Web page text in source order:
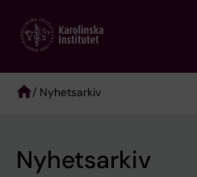
main
/ Nyhetsarkiv
Nyhetsarkiv